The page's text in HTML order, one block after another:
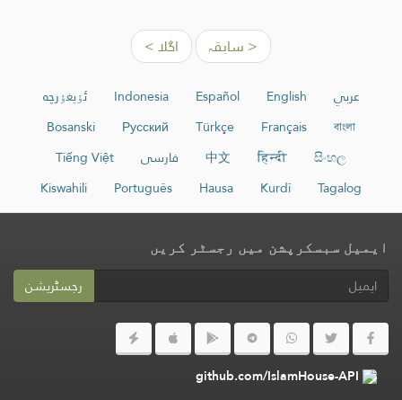
< سابقہ اگلا >
عربي English
Español
Indonesia
ئۇيغۇرچە
বাংলা
Français
Türkçe
Русский
Bosanski
සිංහල
हिन्दी
中文 فارسی
Tiếng Việt
Tagalog
Kurdî
Hausa
Português
Kiswahili
ایمیل سبسکرپشن میں رجسٹر کریں
رجسٹریشن
github.com/IslamHouse-API